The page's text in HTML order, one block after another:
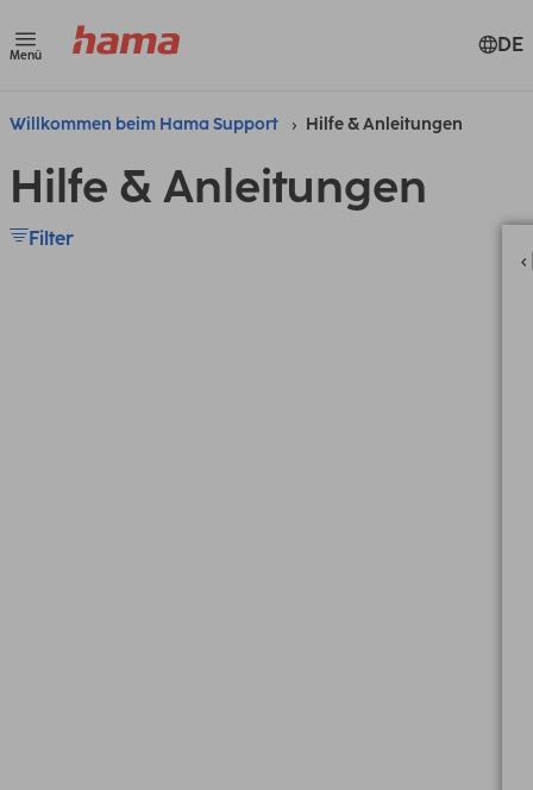
Menü DE
Willkommen beim Hama Support Hilfe & Anleitungen
Hilfe & Anleitungen
Filter